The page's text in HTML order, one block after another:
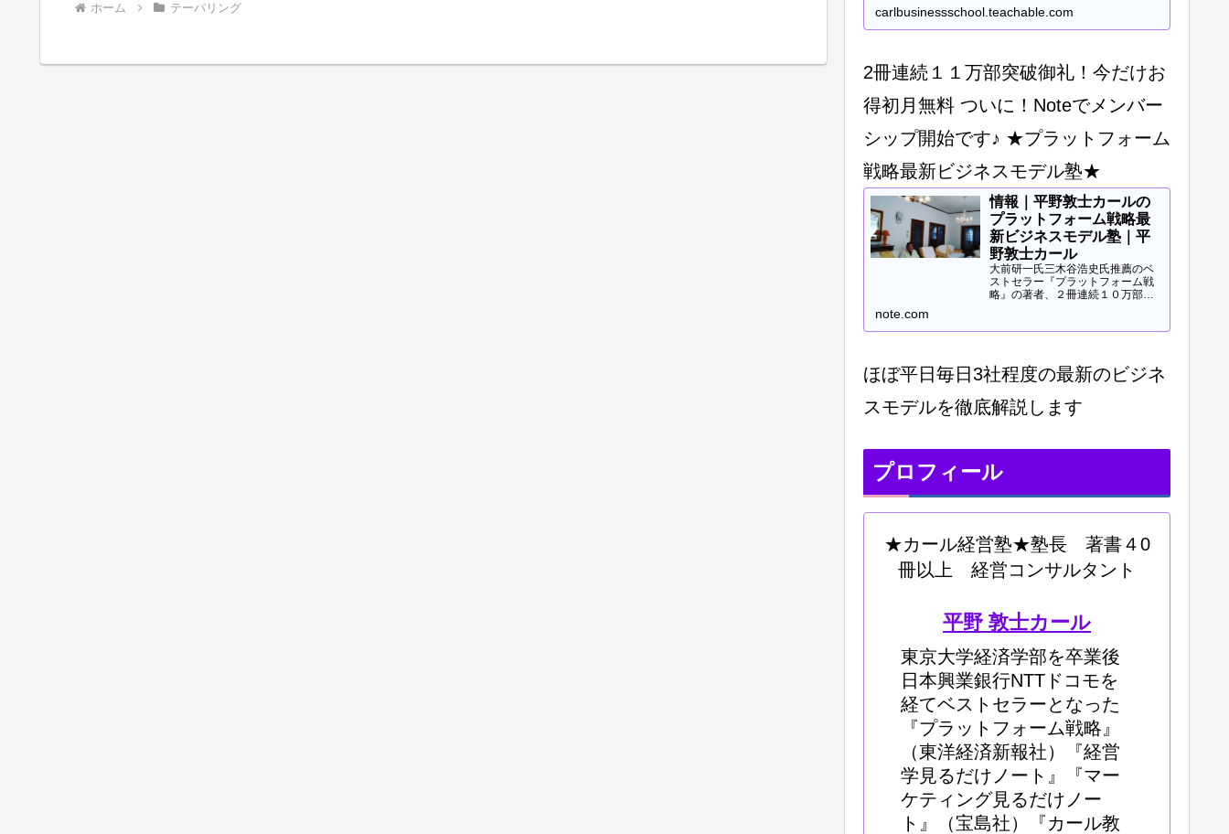
ホーム テーパリング carlbusinessschool.teachable.com
2冊連続１１万部突破御礼！今だけお
得初月無料 ついに！Noteでメンバー
シップ開始です♪ ★プラットフォーム
戦略最新ビジネスモデル塾★
情報｜平野敦士カールの
プラットフォーム戦略最
新ビジネスモデル塾｜平
野敦士カール
大前研一氏三木谷浩史氏推薦のベ
ストセラー『プラットフォーム戦
略』の著者、２冊連続１０万部突
研修、大学教授、早稲田MBA非常
note.com
ほぼ平日毎日3社程度の最新のビジネ
スモデルを徹底解説します
プロフィール
★カール経営塾★塾長 著書４0
冊以上 経営コンサルタント
平野 敦士カール
東京大学経済学部を卒業後
日本興業銀行NTTドコモを
経てベストセラーとなった
『プラットフォーム戦略』
（東洋経済新報社）『経営
学見るだけノート』『マー
ケティング見るだけノー
ト』（宝島社）『カール教